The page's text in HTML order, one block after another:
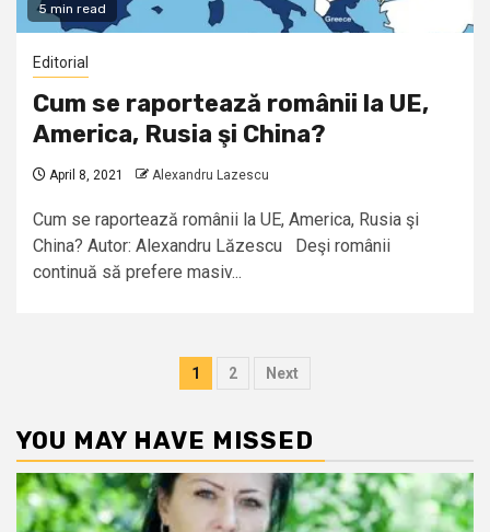
5 min read
Editorial
Cum se raportează românii la UE,
America, Rusia şi China?
April 8, 2021 Alexandru Lazescu
Cum se raportează românii la UE, America, Rusia şi
China? Autor: Alexandru Lăzescu Deşi românii
continuă să prefere masiv...
Posts
1 2 Next
YOU MAY HAVE MISSED